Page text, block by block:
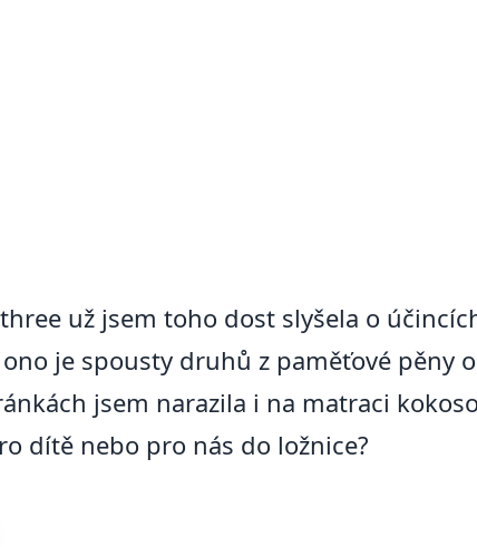
už jsem toho dost slyšela o
ono je spousty druhů z paměťové pěny
jsem narazila i na matraci
dítě nebo pro nás do ložnice?